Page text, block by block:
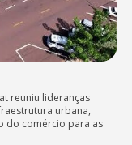
reuniu lideranças
urbana,
do comércio para as